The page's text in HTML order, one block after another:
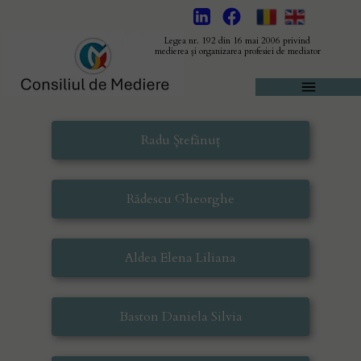
Legea nr. 192 din 16 mai 2006 privind
medierea și organizarea profesiei de mediator
Aldea Elena Liliana
Baston Daniela Silvia
Rădescu Gheorghe
Radu Ștefănuț